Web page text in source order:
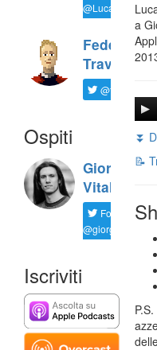
@LucaTNT
Federico
Travaini
@ftrava
Ospiti
Giorgio
Vitali
Follow
@giorgio__vit
Iscriviti
a
⏬
📝